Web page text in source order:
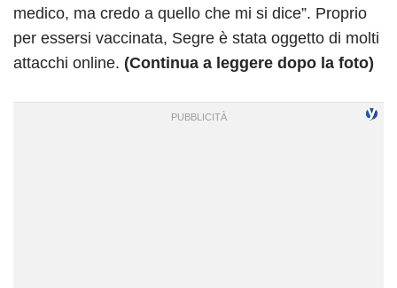
medico, ma credo a quello che mi si dice”. Proprio
per essersi vaccinata, Segre è stata oggetto di molti
attacchi online. (Continua a leggere dopo la foto)